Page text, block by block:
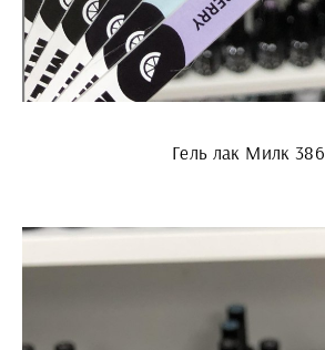
Гель лак Милк 386